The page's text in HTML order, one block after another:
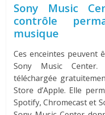
Sony Music
contrôle
musique
Ces enceintes peuvent
Sony Music Center.
téléchargée
Store d’Apple. Elle
Spotify, Chromecast et